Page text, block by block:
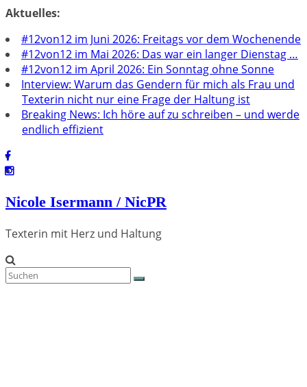
Zum
springen
Aktuelles:
#12von12 im Juni 2026: Freitags vor dem Wochenende
#12von12 im Mai 2026: Das war ein langer Dienstag …
#12von12 im April 2026: Ein Sonntag ohne Sonne
Interview: Warum das Gendern für mich als Frau und
Texterin nicht nur eine Frage der Haltung ist
Breaking News: Ich höre auf zu schreiben – und werde
endlich effizient
Nicole Isermann / NicPR
Texterin mit Herz und Haltung